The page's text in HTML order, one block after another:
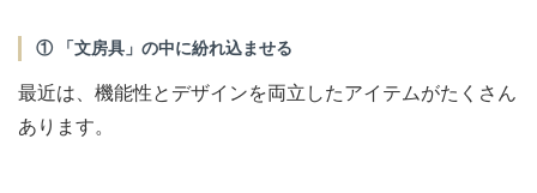
① 「文房具」の中に紛れ込ませる
最近は、機能性とデザインを両立したアイテムがたくさん
あります。